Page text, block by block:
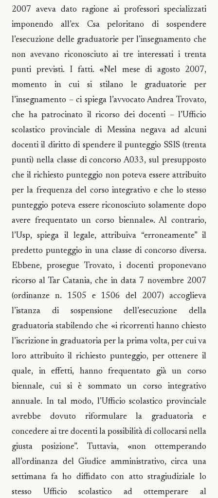
2007 aveva dato ragione ai professori specializzati
imponendo all’ex Csa peloritano di sospendere
l’esecuzione delle graduatorie per l’insegnamento che
non avevano riconosciuto ai tre interessati i trenta
punti previsti. I fatti. «Nel mese di agosto 2007,
momento in cui si stilano le graduatorie per
l’insegnamento – ci spiega l’avvocato Andrea Trovato,
che ha patrocinato il ricorso dei docenti – l’Ufficio
scolastico provinciale di Messina negava ad alcuni
docenti il diritto di spendere il punteggio SSIS (trenta
punti) nella classe di concorso A033, sul presupposto
che il richiesto punteggio non poteva essere attribuito
per la frequenza del corso integrativo e che lo stesso
punteggio poteva essere riconosciuto solamente dopo
avere frequentato un corso biennale». Al contrario,
l’Usp, spiega il legale, attribuiva “erroneamente” il
predetto punteggio in una classe di concorso diversa.
Ebbene, prosegue Trovato, i docenti proponevano
ricorso al Tar Catania, che in data 7 novembre 2007
(ordinanze n. 1505 e 1506 del 2007) accoglieva
l’istanza di sospensione dell’esecuzione della
graduatoria stabilendo che «i ricorrenti hanno chiesto
l’iscrizione in graduatoria per la prima volta, per cui va
loro attribuito il richiesto punteggio, per ottenere il
quale, in effetti, hanno frequentato già un corso
biennale, cui si è sommato un corso integrativo
annuale. In tal modo, l’Ufficio scolastico provinciale
avrebbe dovuto riformulare la graduatoria e
concedere ai tre docenti la possibilità di collocarsi nella
giusta posizione”. Tuttavia, «non ottemperando
all’ordinanza del Giudice amministrativo, circa una
settimana fa ho diffidato con atto stragiudiziale lo
stesso Ufficio scolastico ad ottemperare al